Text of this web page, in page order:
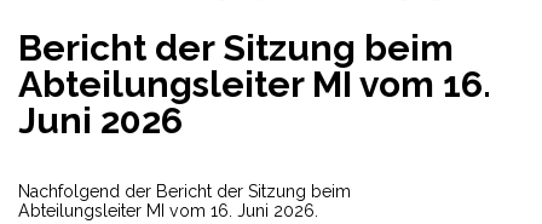
Bericht der Sitzung beim
Abteilungsleiter MI vom 16.
Juni 2026
Nachfolgend der Bericht der Sitzung beim
Abteilungsleiter MI vom 16. Juni 2026.